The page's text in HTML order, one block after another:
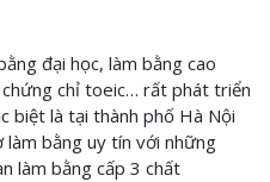
đại học, làm bằng cao
chỉ toeic… rất phát triển
biệt là tại thành phố Hà Nội
làm bằng uy tín với những
làm bằng cấp 3 chất